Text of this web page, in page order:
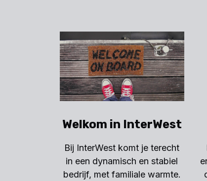
Welkom in InterWest
Bij InterWest komt je terecht
in een dynamisch en stabiel
bedrijf, met familiale warmte.